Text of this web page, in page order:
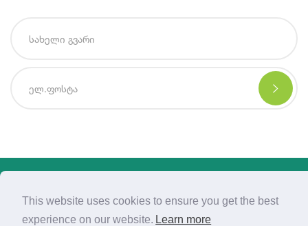
This website uses cookies to ensure you get the best
experience on our website. Learn more